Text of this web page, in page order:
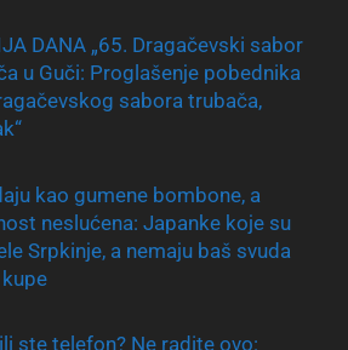
DANA „65. Dragačevski sabor
u Guči: Proglašenje pobednika
sabora trubača,
kao gumene bombone, a
neslućena: Japanke koje su
Srpkinje, a nemaju baš svuda
ste telefon? Ne radite ovo: